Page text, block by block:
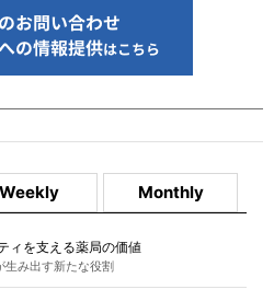
Weekly Monthly
を支える薬局の価値
み出す新たな役割